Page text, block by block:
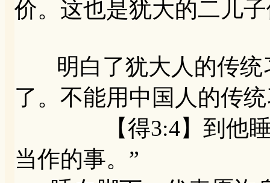
价。这也是犹大的二儿
明白了犹大人的传统
了。不能用中国人的传
【得3:4】到他睡的时
当作的事。”